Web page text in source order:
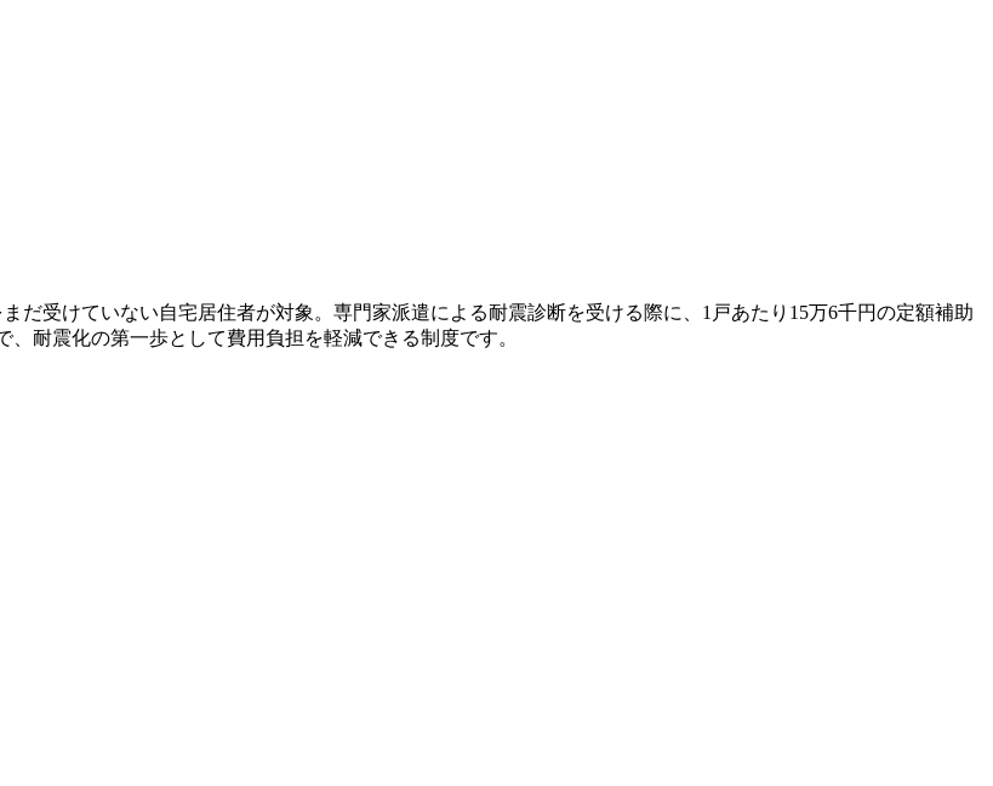
だ受けていない自宅居住者が対象。専門家派遣による耐震診断を受ける際に、1戸あたり15万6千円の定額補助
耐震化の第一歩として費用負担を軽減できる制度です。